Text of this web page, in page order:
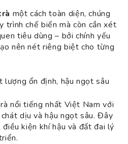
một cách toàn diện, chúng
trình chế biến mà còn cần xét
tiêu dùng – bởi chính yếu
nên nét riêng biệt cho từng
lượng ổn định, hậu ngọt sâu
nổi tiếng nhất Việt Nam với
dịu và hậu ngọt sâu. Đây
kiện khí hậu và đất đai lý